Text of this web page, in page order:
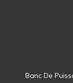
Banc De